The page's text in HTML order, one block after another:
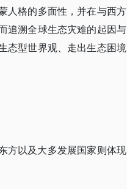
人格的多面性，并在与西方
追溯全球生态灾难的起因与
态型世界观、走出生态困境
方以及大多发展国家则体现